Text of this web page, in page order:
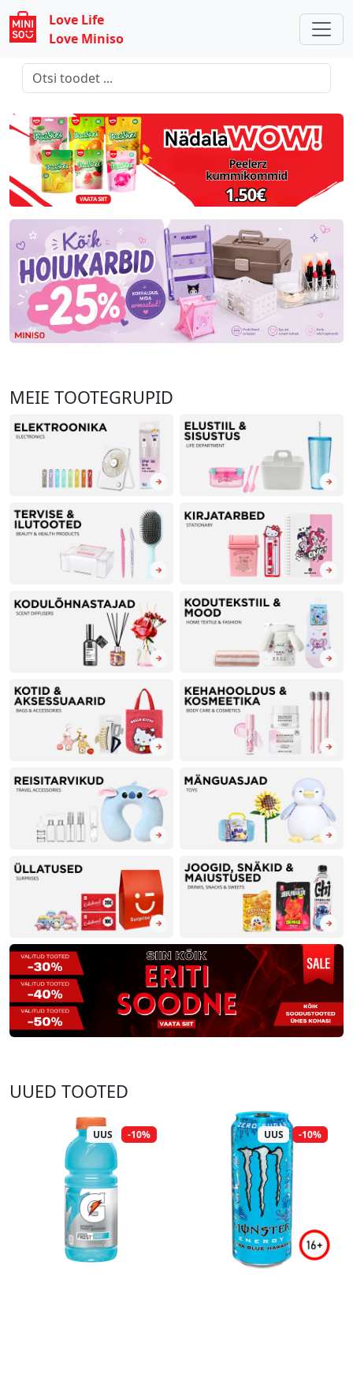
Love Life
Love Miniso
MEIE TOOTEGRUPID
UUED TOOTED
UUS -10% UUS -10%